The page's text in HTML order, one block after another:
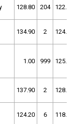
128.80 204 122.00
134.90 2 124.90
1.00 999 125.80
137.90 2 128.00
124.20 6 118.00